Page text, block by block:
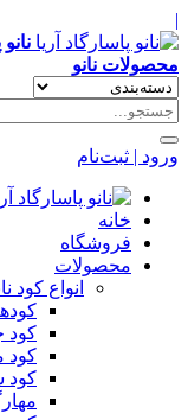
|
محصولات نانو
ورود | ثبت‌نام
خانه
فروشگاه
محصولات
انواع کود
کود
کود
کود